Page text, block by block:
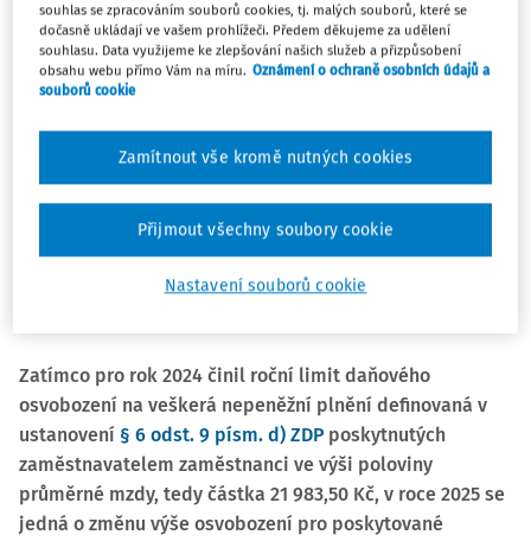
službách (dále jen „ZZS“) se zdravotnickým zařízením rozumí
prostory určené pro poskytování zdravotních služeb a tyto
prostory pak slouží poskytovateli zdravotních služeb pro
poskytování služeb definovaných v
zdravotnického zařízení je na straně zaměstnance
osvobozeno pouze za předpokladu, že poskytovatel
zdravotního, léčebného, hygienického a obdobného
poskytovatelů zdravotních služeb
(blíže § 74
Zatímco pro rok 2024 činil roční limit daňového
osvobození na veškerá nepeněžní plnění definovaná v
ustanovení § 6 odst. 9 písm. d) ZDP poskytnutých
zaměstnavatelem zaměstnanci ve výši poloviny
průměrné mzdy, tedy částka 21 983,50 Kč, v roce 2025 se
jedná o změnu výše osvobození pro poskytované
souhlas se zpracováním souborů cookies, tj. malých souborů, které se
dočasně ukládají ve vašem prohlížeči. Předem děkujeme za udělení
souhlasu. Data využijeme ke zlepšování našich služeb a přizpůsobení
obsahu webu přímo Vám na míru. Oznámení o ochraně osobních údajů a
souborů cookie
Nastavení souborů cookie
Zamítnout vše kromě nutných cookies
Přijmout všechny soubory cookie